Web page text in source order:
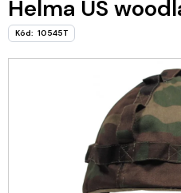
Helma US
Kód: 10545T